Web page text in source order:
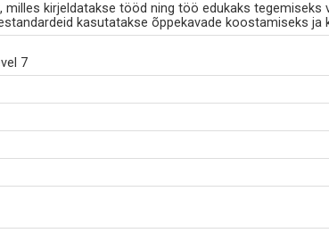
milles kirjeldatakse tööd ning töö edukaks
kasutatakse õppekavade koostamiseks ja
7